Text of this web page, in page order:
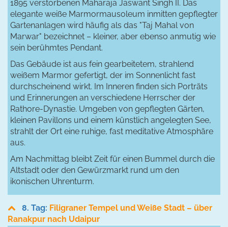
1895 verstorbenen Maharaja Jaswant Singh II. Das
elegante weiße Marmormausoleum inmitten gepflegter
Gartenanlagen wird häufig als das "Taj Mahal von
Marwar" bezeichnet – kleiner, aber ebenso anmutig wie
sein berühmtes Pendant.
Das Gebäude ist aus fein gearbeitetem, strahlend
weißem Marmor gefertigt, der im Sonnenlicht fast
durchscheinend wirkt. Im Inneren finden sich Porträts
und Erinnerungen an verschiedene Herrscher der
Rathore-Dynastie. Umgeben von gepflegten Gärten,
kleinen Pavillons und einem künstlich angelegten See,
strahlt der Ort eine ruhige, fast meditative Atmosphäre
aus.
Am Nachmittag bleibt Zeit für einen Bummel durch die
Altstadt oder den Gewürzmarkt rund um den
ikonischen Uhrenturm.
8. Tag: Filigraner Tempel und Weiße Stadt – über
Ranakpur nach Udaipur